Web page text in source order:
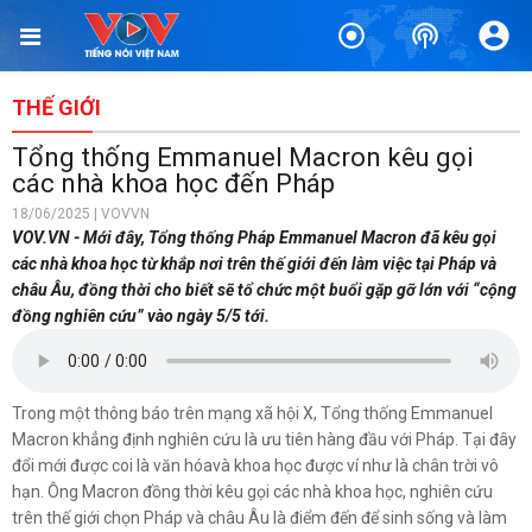
THẾ GIỚI
Tổng thống Emmanuel Macron kêu gọi
các nhà khoa học đến Pháp
18/06/2025 | VOVVN
VOV.VN - Mới đây, Tổng thống Pháp Emmanuel Macron đã kêu gọi
các nhà khoa học từ khắp nơi trên thế giới đến làm việc tại Pháp và
châu Âu, đồng thời cho biết sẽ tổ chức một buổi gặp gỡ lớn với “cộng
đồng nghiên cứu” vào ngày 5/5 tới.
Trong một thông báo trên mạng xã hội X, Tổng thống Emmanuel
Macron khẳng định nghiên cứu là ưu tiên hàng đầu với Pháp. Tại đây
đổi mới được coi là văn hóavà khoa học được ví như là chân trời vô
hạn. Ông Macron đồng thời kêu gọi các nhà khoa học, nghiên cứu
trên thế giới chọn Pháp và châu Âu là điểm đến để sinh sống và làm
TIN BÀI LIÊN QUAN
Mỹ nối lại việc chia sẻ thông tin tình báo với Ukraine
1 giờ trước
Mỹ bác thông tin thiếu hụt đạn dược sau nhiều tháng giao
tranh với Iran
Nhà máy lọc dầu lớn của Nga bốc cháy vì bị UAV Ukraine tập
kích
3 giờ trước
Hiroshima
Trung Quốc hoàn thành bản đồ địa chất Mặt Trăng mới
7 giờ trước
Hải quân Mỹ lần đầu tiên huấn luyện UAV cảm tử tại Hàn Quốc